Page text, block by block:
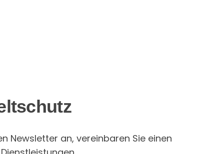
Newsletter an, vereinbaren Sie einen